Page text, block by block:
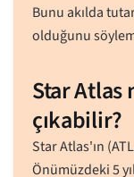
Bunu akılda
olduğunu
Star Atlas
çıkabilir?
Star Atlas'ın
Önümüzdeki 5